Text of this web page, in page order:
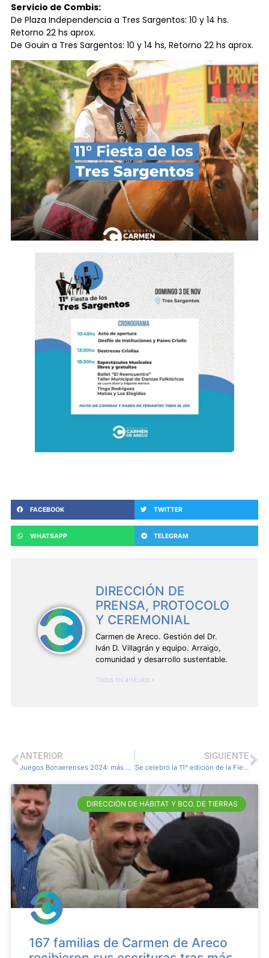
Servicio de Combis:
De Plaza Independencia a Tres Sargentos: 10 y 14 hs.
Retorno 22 hs aprox.
De Gouin a Tres Sargentos: 10 y 14 hs, Retorno 22 hs aprox.
FACEBOOK TWITTER
WHATSAPP TELEGRAM
DIRECCIÓN DE
PRENSA, PROTOCOLO
Y CEREMONIAL
Carmen de Areco. Gestión del Dr.
Iván D. Villagrán y equipo. Arraigo,
comunidad y desarrollo sustentable.
Todos los artículos »
ANTERIOR
Juegos Bonaerenses 2024: más de 120 participantes representando a Carmen de Areco en la etapa final
SIGUIENTE
Se celebró la 11° edición de la Fiesta de los Tres Sargentos
DIRECCIÓN DE HÁBITAT Y BCO. DE TIERRAS
167 familias de Carmen de Areco